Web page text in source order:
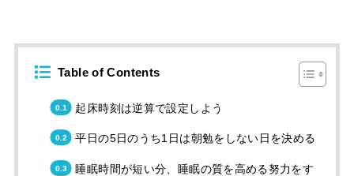
Table of Contents
起床時刻は逆算で設定しよう
平日の5日のうち1日は朝勉をしない日を決める
睡眠時間が短い分、睡眠の質を高める努力をす